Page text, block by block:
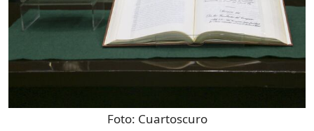
Foto: Cuartoscuro